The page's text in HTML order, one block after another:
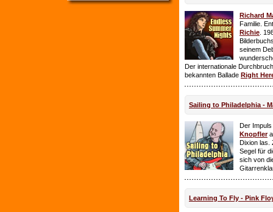
Richard
Familie.
Richie .
seinem
Der internationale
bekannten Ballade Right
Sailing to Philadelphia -
Der
Knopfler
Dixion las.
Segel für
sich von
Learning To Fly - Pink